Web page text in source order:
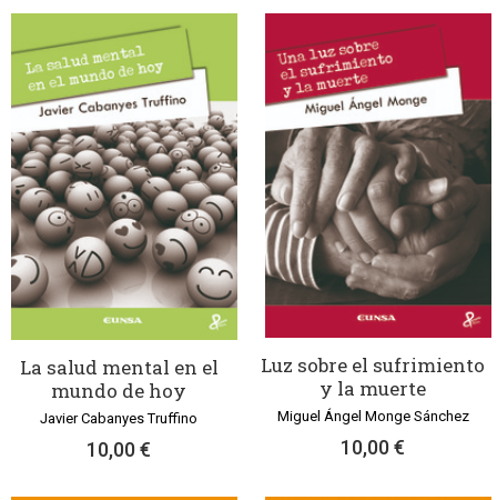
La salud mental en el
mundo de hoy
Javier Cabanyes Truffino
10,00 €
Luz sobre el sufrimiento
y la muerte
Miguel Ángel Monge Sánchez
10,00 €